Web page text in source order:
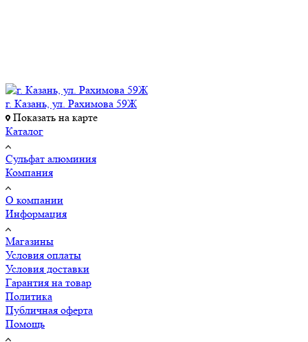
г. Казань, ул. Рахимова 59Ж
Показать на карте
Каталог
Сульфат алюминия
Компания
О компании
Информация
Магазины
Условия оплаты
Условия доставки
Гарантия на товар
Политика
Публичная оферта
Помощь